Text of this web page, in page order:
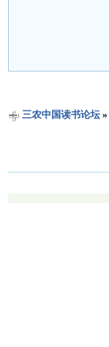
三农中国读书论坛»